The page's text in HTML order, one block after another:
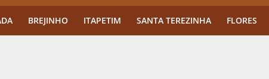
BREJINHO ITAPETIM SANTA TEREZINHA FLORES